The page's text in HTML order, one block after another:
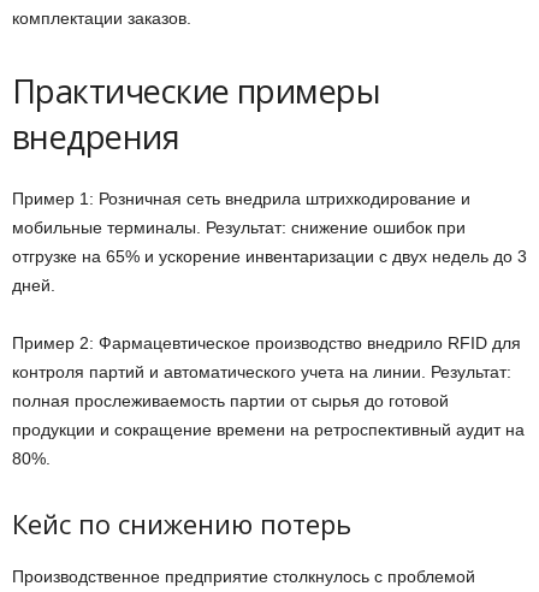
комплектации заказов.
Практические примеры
внедрения
Пример 1: Розничная сеть внедрила штрихкодирование и
мобильные терминалы. Результат: снижение ошибок при
отгрузке на 65% и ускорение инвентаризации с двух недель до 3
дней.
Пример 2: Фармацевтическое производство внедрило RFID для
контроля партий и автоматического учета на линии. Результат:
полная прослеживаемость партии от сырья до готовой
продукции и сокращение времени на ретроспективный аудит на
80%.
Кейс по снижению потерь
Производственное предприятие столкнулось с проблемой